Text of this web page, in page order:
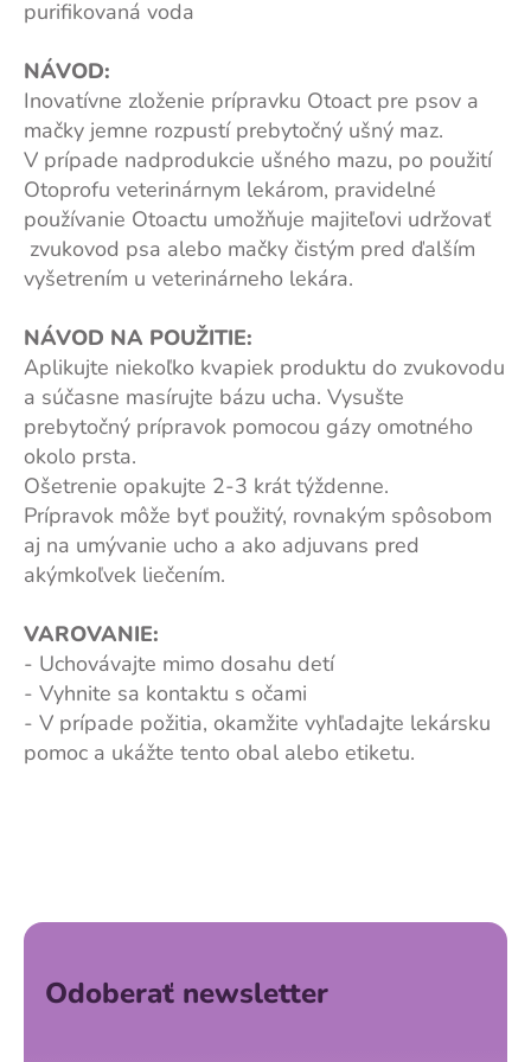
purifikovaná voda
NÁVOD:
Inovatívne zloženie prípravku Otoact pre psov a
mačky jemne rozpustí prebytočný ušný maz.
V prípade nadprodukcie ušného mazu, po použití
Otoprofu veterinárnym lekárom, pravidelné
používanie Otoactu umožňuje majiteľovi udržovať
zvukovod psa alebo mačky čistým pred ďalším
vyšetrením u veterinárneho lekára.
NÁVOD NA POUŽITIE:
Aplikujte niekoľko kvapiek produktu do zvukovodu
a súčasne masírujte bázu ucha. Vysušte
prebytočný prípravok pomocou gázy omotného
okolo prsta.
Ošetrenie opakujte 2-3 krát týždenne.
Prípravok môže byť použitý, rovnakým spôsobom
aj na umývanie ucho a ako adjuvans pred
akýmkoľvek liečením.
VAROVANIE:
- Uchovávajte mimo dosahu detí
- Vyhnite sa kontaktu s očami
- V prípade požitia, okamžite vyhľadajte lekársku
pomoc a ukážte tento obal alebo etiketu.
Odoberať newsletter